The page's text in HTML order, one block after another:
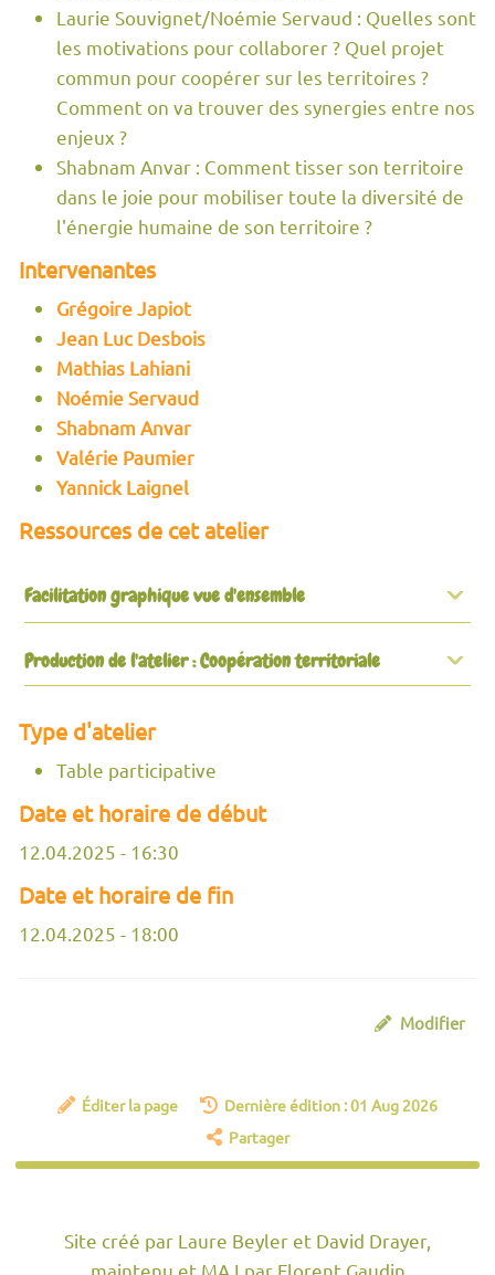
Laurie Souvignet/Noémie Servaud : Quelles sont
les motivations pour collaborer ? Quel projet
commun pour coopérer sur les territoires ?
Comment on va trouver des synergies entre nos
enjeux ?
Shabnam Anvar : Comment tisser son territoire
dans le joie pour mobiliser toute la diversité de
l'énergie humaine de son territoire ?
Intervenantes
Grégoire Japiot
Jean Luc Desbois
Mathias Lahiani
Noémie Servaud
Shabnam Anvar
Valérie Paumier
Yannick Laignel
Ressources de cet atelier
Facilitation graphique vue d'ensemble
Production de l'atelier : Coopération territoriale
Type d'atelier
Table participative
Date et horaire de début
12.04.2025 - 16:30
Date et horaire de fin
12.04.2025 - 18:00
Modifier
Éditer la page
Dernière édition : 01 Aug 2026
Partager
Site créé par Laure Beyler et David Drayer,
maintenu et MAJ par Florent Gaudin